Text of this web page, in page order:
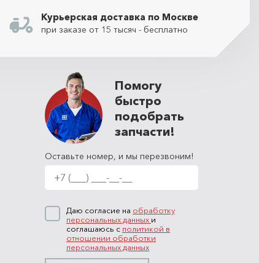
Курьерская доставка по Москве
при заказе от 15 тысяч - бесплатно
Помогу
быстро
подобрать
запчасти!
Оставьте номер, и мы перезвоним!
Даю согласие на обработку
персональных данных и
соглашаюсь с политикой в
отношении обработки
персональных данных